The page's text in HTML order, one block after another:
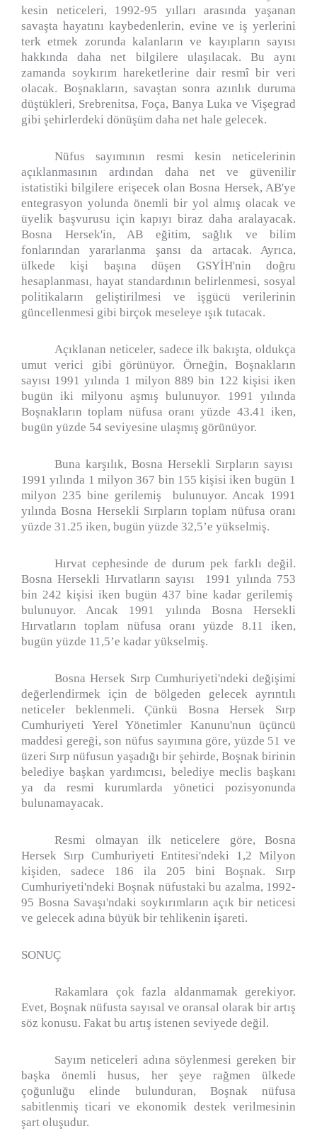
kesin neticeleri, 1992-95 yılları arasında yaşanan
savaşta hayatını kaybedenlerin, evine ve iş yerlerini
terk etmek zorunda kalanların ve kayıpların sayısı
hakkında daha net bilgilere ulaşılacak. Bu aynı
zamanda soykırım hareketlerine dair resmî bir veri
olacak. Boşnakların, savaştan sonra azınlık duruma
düştükleri, Srebrenitsa, Foça, Banya Luka ve Vişegrad
gibi şehirlerdeki dönüşüm daha net hale gelecek.
Nüfus sayımının resmi kesin neticelerinin
açıklanmasının ardından daha net ve güvenilir
istatistiki bilgilere erişecek olan Bosna Hersek, AB'ye
entegrasyon yolunda önemli bir yol almış olacak ve
üyelik başvurusu için kapıyı biraz daha aralayacak.
Bosna Hersek'in, AB eğitim, sağlık ve bilim
fonlarından yararlanma şansı da artacak. Ayrıca,
ülkede kişi başına düşen GSYİH'nin doğru
hesaplanması, hayat standardının belirlenmesi, sosyal
politikaların geliştirilmesi ve işgücü verilerinin
güncellenmesi gibi birçok meseleye ışık tutacak.
Açıklanan neticeler, sadece ilk bakışta, oldukça
umut verici gibi görünüyor. Örneğin, Boşnakların
sayısı 1991 yılında 1 milyon 889 bin 122 kişisi iken
bugün iki milyonu aşmış bulunuyor. 1991 yılında
Boşnakların toplam nüfusa oranı yüzde 43.41 iken,
bugün yüzde 54 seviyesine ulaşmış görünüyor.
Buna karşılık, Bosna Hersekli Sırpların sayısı
1991 yılında 1 milyon 367 bin 155 kişisi iken bugün 1
milyon 235 bine gerilemiş
bulunuyor. Ancak 1991
yılında Bosna Hersekli Sırpların toplam nüfusa oranı
yüzde 31.25 iken, bugün yüzde 32,5’e yükselmiş.
Hırvat cephesinde de durum pek farklı değil.
Bosna Hersekli Hırvatların sayısı
1991 yılında 753
bin 242 kişisi iken bugün 437 bine kadar gerilemiş
bulunuyor. Ancak 1991 yılında Bosna Hersekli
Hırvatların toplam nüfusa oranı yüzde 8.11 iken,
bugün yüzde 11,5’e kadar yükselmiş.
Bosna Hersek Sırp Cumhuriyeti'ndeki değişimi
değerlendirmek için de bölgeden gelecek ayrıntılı
neticeler beklenmeli. Çünkü Bosna Hersek Sırp
Cumhuriyeti Yerel Yönetimler Kanunu'nun üçüncü
maddesi gereği, son nüfus sayımına göre, yüzde 51 ve
üzeri Sırp nüfusun yaşadığı bir şehirde, Boşnak birinin
belediye başkan yardımcısı, belediye meclis başkanı
ya da resmi kurumlarda yönetici pozisyonunda
bulunamayacak.
Resmi olmayan ilk neticelere göre, Bosna
Hersek Sırp Cumhuriyeti Entitesi'ndeki 1,2 Milyon
kişiden, sadece 186 ila 205 bini Boşnak. Sırp
Cumhuriyeti'ndeki Boşnak nüfustaki bu azalma, 1992-
95 Bosna Savaşı'ndaki soykırımların açık bir neticesi
ve gelecek adına büyük bir tehlikenin işareti.
SONUÇ
Rakamlara çok fazla aldanmamak gerekiyor.
Evet, Boşnak nüfusta sayısal ve oransal olarak bir artış
söz konusu. Fakat bu artış istenen seviyede değil.
Sayım neticeleri adına söylenmesi gereken bir
başka önemli husus, her şeye rağmen ülkede
çoğunluğu elinde bulunduran, Boşnak nüfusa
sabitlenmiş ticari ve ekonomik destek verilmesinin
şart oluşudur.